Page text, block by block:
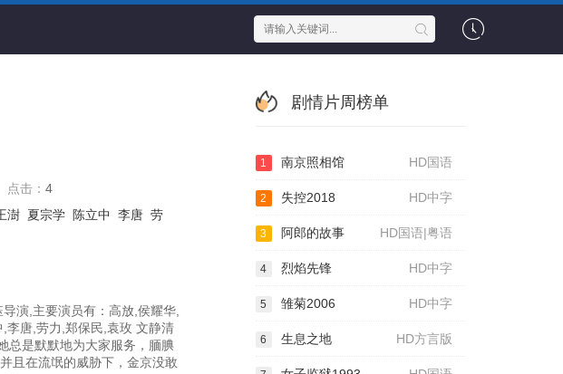
点击： 4
澍 夏宗学 陈立中 李唐 劳
演,主要演员有：高放,侯耀华,
李唐,劳力,郑保民,袁玫 文静清
总是默默地为大家服务，腼腆
且在流氓的威胁下，金京没敢
剧情片周榜单
HD国语
1 南京照相馆
HD中字
2 失控2018
HD国语|粤语
3 阿郎的故事
HD中字
4 烈焰先锋
HD中字
5 雏菊2006
HD方言版
6 生息之地